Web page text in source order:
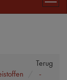
Terug
-